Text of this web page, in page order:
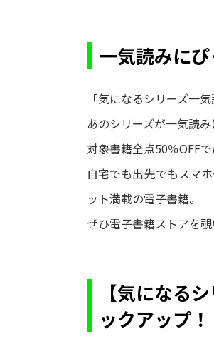
一気読みに
「気になるシリーズ一
あのシリーズが一気読
対象書籍全点50％OFF
自宅でも出先でもスマ
ット満載の電子書籍。
ぜひ電子書籍ストアを
【気になる
ックアップ！